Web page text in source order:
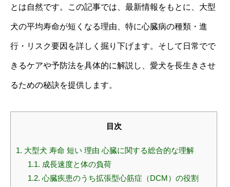
とは自然です。この記事では、最新情報をもとに、大型
犬の平均寿命が短くなる理由、特に心臓病の種類・進
行・リスク要因を詳しく掘り下げます。そして日常でで
きるケアや予防法を具体的に解説し、愛犬を長生きさせ
るための秘訣を提供します。
目次
1. 大型犬 寿命 短い 理由 心臓に関する総合的な理解
1.1. 成長速度と体の負荷
1.2. 心臓疾患のうち拡張型心筋症（DCM）の役割